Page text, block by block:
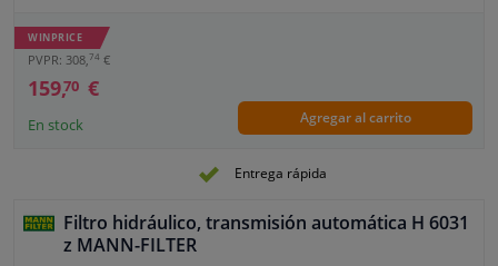
adicional: Con tornillo purga aceite
Capacidad [litro]: 7
Especificación: VW TL 52 182
Especificación: Porsche PDK
Tipo de caja de cambios: S-tronic
Identificación de la caja de cambios:
WINPRICE
PVPR: 308,74 €
159,70 €
En stock Agregar al carrito
Entrega rápida
Filtro hidráulico, transmisión automática H 6031
z MANN-FILTER